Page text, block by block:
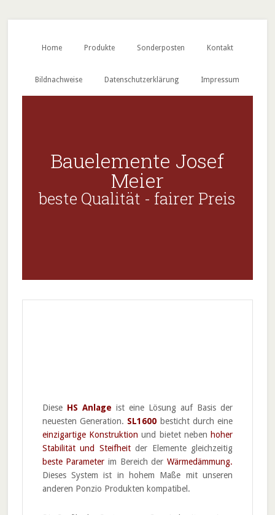
Home Produkte Sonderposten Kontakt
Bildnachweise Datenschutzerklärung Impressum
Bauelemente Josef
Meier
beste Qualität - fairer Preis
Diese HS Anlage ist eine Lösung auf Basis der
neuesten Generation. SL1600 besticht durch eine
einzigartige Konstruktion und bietet neben hoher
Stabilität und Steifheitder Elemente gleichzeitig
beste Parameter im Bereich derWärmedämmung.
Dieses System ist in hohem Maße mit unseren
anderen Ponzio Produkten kompatibel.